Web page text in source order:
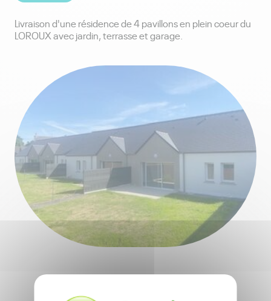
Livraison d'une résidence de 4 pavillons en plein coeur du
LOROUX avec jardin, terrasse et garage.